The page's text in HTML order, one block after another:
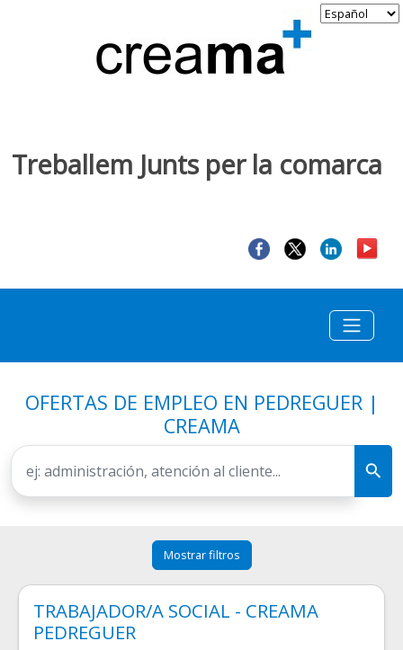
Treballem Junts per la comarca
OFERTAS DE EMPLEO EN PEDREGUER |
CREAMA
Mostrar filtros
TRABAJADOR/A SOCIAL - CREAMA
PEDREGUER